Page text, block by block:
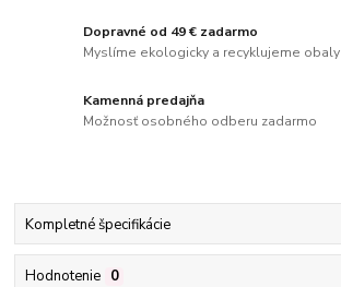
Dopravné od 49 € zadarmo
Myslíme ekologicky a recyklujeme obaly
Kamenná predajňa
Možnosť osobného odberu zadarmo
Kompletné špecifikácie
Hodnotenie 0